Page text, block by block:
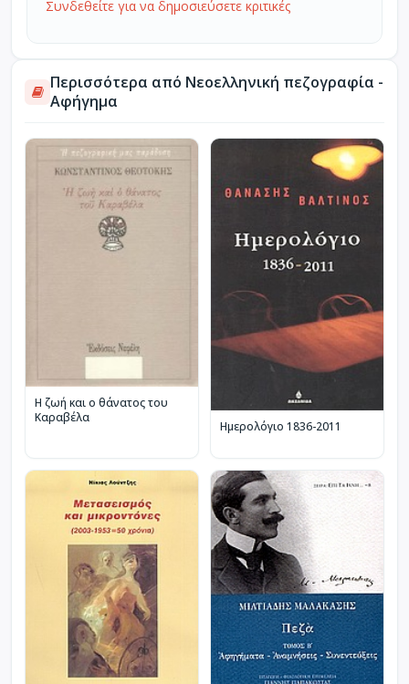
Συνδεθείτε για να δημοσιεύσετε κριτικές
Περισσότερα από Νεοελληνική πεζογραφία -
Αφήγημα
Η ζωή και ο θάνατος του
Καραβέλα
Ημερολόγιο 1836-2011